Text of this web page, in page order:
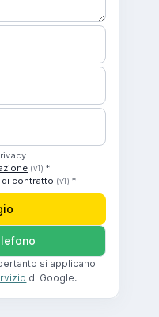
(v1) *
di contratto (v1) *
si applicano
di Google.